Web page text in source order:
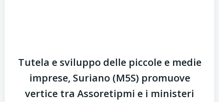
Tutela e sviluppo delle piccole e medie
imprese, Suriano (M5S) promuove
vertice tra Assoretipmi e i ministeri